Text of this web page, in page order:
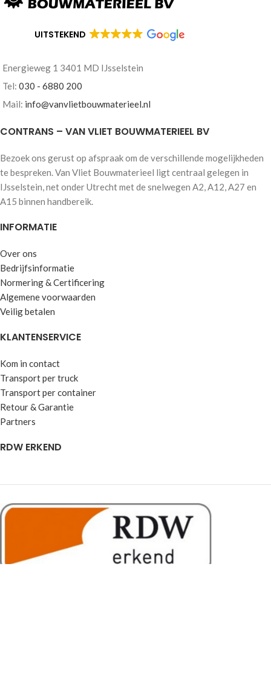
UITSTEKEND
Energieweg 1 3401 MD IJsselstein
Tel: 030 - 6880 200
Mail: info@vanvlietbouwmaterieel.nl
CONTRANS – VAN VLIET BOUWMATERIEEL BV
Bezoek ons gerust op afspraak om de verschillende mogelijkheden
te bespreken. Van Vliet Bouwmaterieel ligt centraal gelegen in
IJsselstein, net onder Utrecht met de snelwegen A2, A12, A27 en
A15 binnen handbereik.
INFORMATIE
Over ons
Bedrijfsinformatie
Normering & Certificering
Algemene voorwaarden
Veilig betalen
KLANTENSERVICE
Kom in contact
Transport per truck
Transport per container
Retour & Garantie
Partners
RDW ERKEND